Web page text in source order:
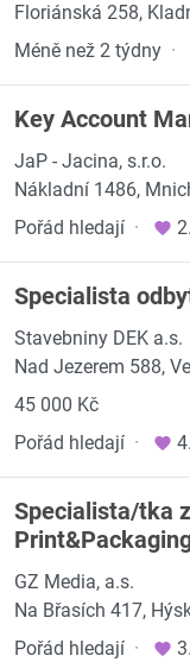
Floriánská 258,
Méně než 2 týdny ·
Key Account
JaP - Jacina, s.r.o.
Nákladní 1486,
Pořád hledají ·
Specialista
Stavebniny DEK a.s.
Nad Jezerem 588,
45 000 Kč
Pořád hledají ·
Specialista/tka
GZ Media, a.s.
Na Břasích 417,
Pořád hledají ·